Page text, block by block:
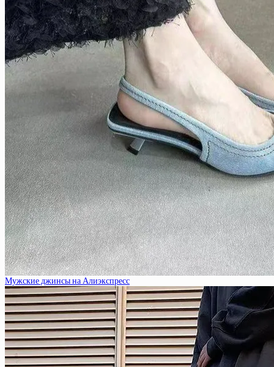
Мужские джинсы на Алиэкспресс